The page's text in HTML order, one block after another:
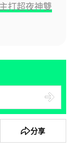
打超夜神雙
分享